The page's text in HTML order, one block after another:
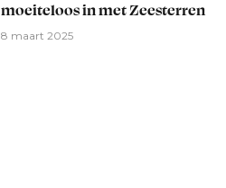
moeiteloos in met Zeesterren
8 maart 2025